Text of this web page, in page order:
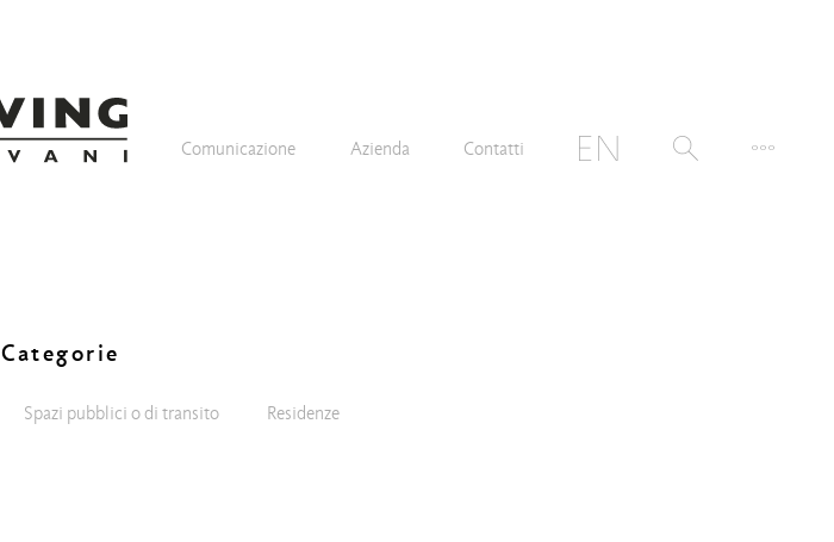
Comunicazione Azienda Contatti
Categorie
Spazi pubblici o di transito Residenze